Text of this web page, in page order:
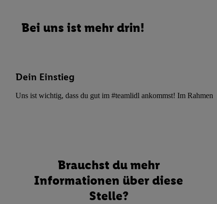
Bei uns ist mehr drin!
Dein Einstieg
Uns ist wichtig, dass du gut im #teamlidl ankommst! Im Rahmen
Brauchst du mehr
Informationen über diese
Stelle?